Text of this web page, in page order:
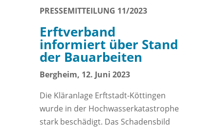
PRESSEMITTEILUNG 11/2023
Erftverband
informiert über Stand
der Bauarbeiten
Bergheim, 12. Juni 2023
Die Kläranlage Erftstadt-Köttingen
wurde in der Hochwasserkatastrophe
stark beschädigt. Das Schadensbild